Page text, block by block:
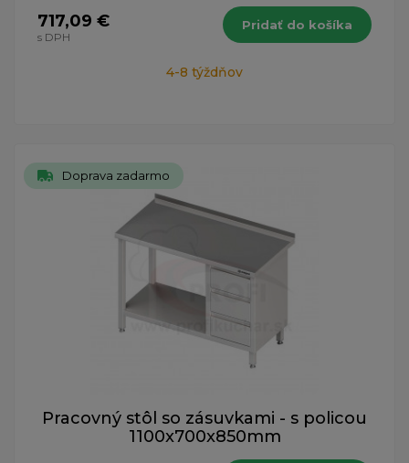
717,09 €
s DPH
Pridať do košíka
4-8 týždňov
Doprava zadarmo
Pracovný stôl so zásuvkami - s policou
1100x700x850mm